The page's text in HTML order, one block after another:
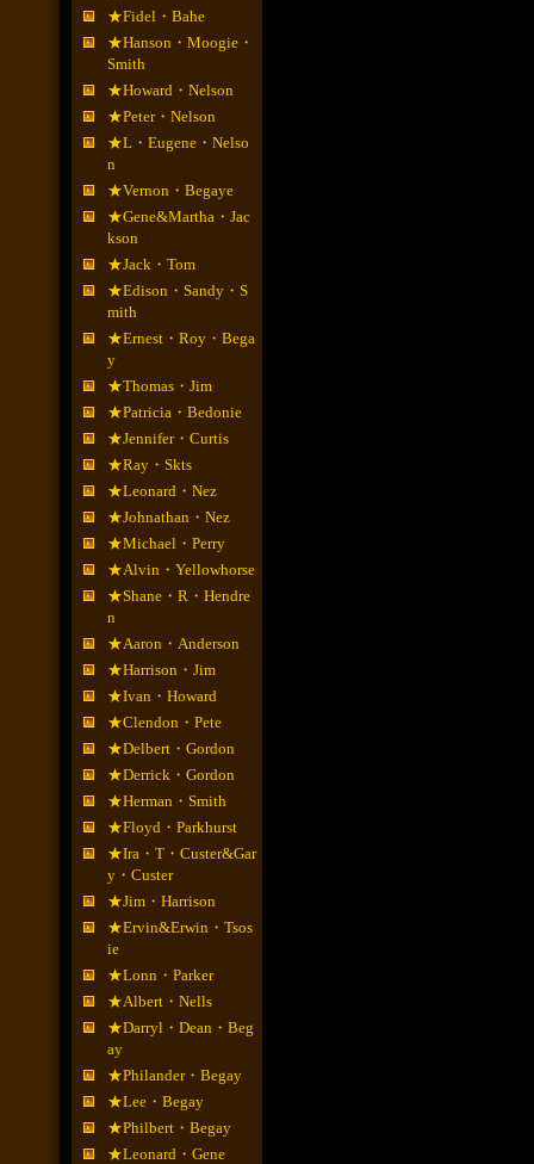
★Fidel・Bahe
★Hanson・Moogie・
Smith
★Howard・Nelson
★Peter・Nelson
★L・Eugene・Nelso
n
★Vernon・Begaye
★Gene&Martha・Jac
kson
★Jack・Tom
★Edison・Sandy・S
mith
★Ernest・Roy・Bega
y
★Thomas・Jim
★Patricia・Bedonie
★Jennifer・Curtis
★Ray・Skts
★Leonard・Nez
★Johnathan・Nez
★Michael・Perry
★Alvin・Yellowhorse
★Shane・R・Hendre
n
★Aaron・Anderson
★Harrison・Jim
★Ivan・Howard
★Clendon・Pete
★Delbert・Gordon
★Derrick・Gordon
★Herman・Smith
★Floyd・Parkhurst
★Ira・T・Custer&Gar
y・Custer
★Jim・Harrison
★Ervin&Erwin・Tsos
ie
★Lonn・Parker
★Albert・Nells
★Darryl・Dean・Beg
ay
★Philander・Begay
★Lee・Begay
★Philbert・Begay
★Leonard・Gene